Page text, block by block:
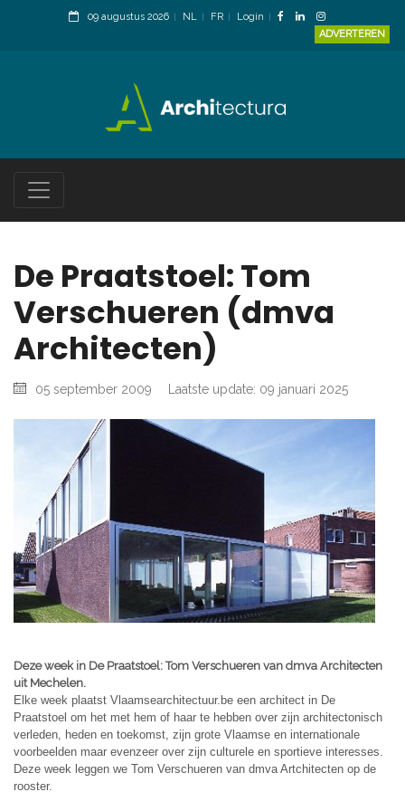
09 augustus 2026 NL FR
Login
ADVERTEREN
De Praatstoel: Tom
Verschueren (dmva
Architecten)
05 september 2009 Laatste update: 09 januari 2025
Deze week in De Praatstoel: Tom Verschueren van dmva Architecten
uit Mechelen.
Elke week plaatst Vlaamsearchitectuur.be een architect in De
Praatstoel om het met hem of haar te hebben over zijn architectonisch
verleden, heden en toekomst, zijn grote Vlaamse en internationale
voorbeelden maar evenzeer over zijn culturele en sportieve interesses.
Deze week leggen we Tom Verschueren van dmva Artchitecten op de
rooster.